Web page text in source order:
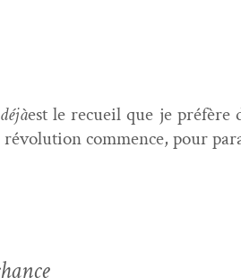
est le recueil que je préfère
révo­lu­tion com­mence, pour